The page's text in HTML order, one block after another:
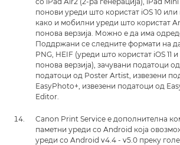
понови уреди што користат iOS 10 или
како и мобилни уреди што користат
понова верзија. Можно е да има
Поддржани се следните формати на
PNG, HEIF (уреди што користат iOS 11
понова верзија), зачувани податоци
податоци од Poster Artist, извезени
EasyPhoto+, извезени податоци од
Editor.
Canon Print Service е дополнителна
паметни уреди со Android која
уреди со Android v4.4 - v5.0 преку